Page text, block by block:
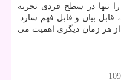
تنها در سطح فردی تجربه
بیان و قابل فهم سازد.
از هر زمان دیگری اهمیت می
109